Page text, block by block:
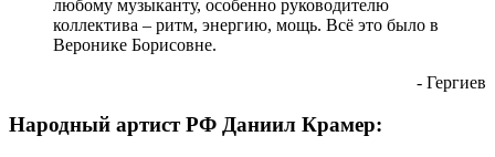
любому музыканту, особенно руководителю
коллектива – ритм, энергию, мощь. Всё это было в
Веронике Борисовне.
- Гергиев
Народный артист РФ Даниил Крамер: